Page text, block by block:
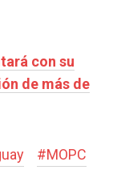
con su
de más de
#MOPC